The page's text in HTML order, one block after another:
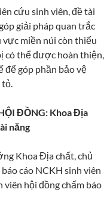
cứu sinh viên, đề tài
giải pháp quan trắc
miền núi còn thiếu
có thể được hoàn thiện,
để góp phần bảo vệ
ĐỒNG: Khoa Địa
năng
Khoa Địa chất, chủ
cáo NCKH sinh viên
viên hội đồng chấm báo